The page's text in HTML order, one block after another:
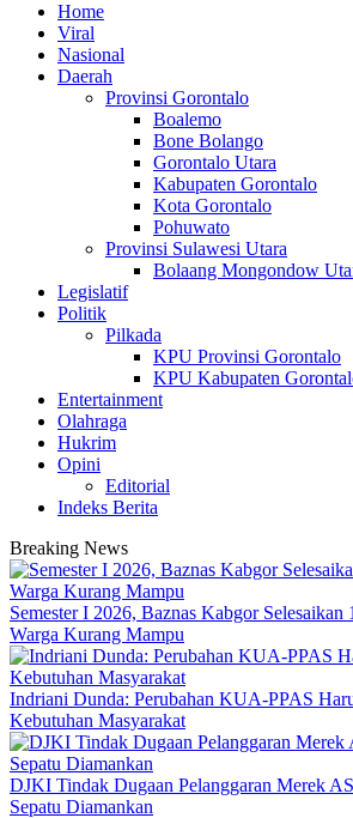
Home
Viral
Nasional
Daerah
Provinsi Gorontalo
Boalemo
Bone Bolango
Gorontalo Utara
Kabupaten Gorontalo
Kota Gorontalo
Pohuwato
Provinsi Sulawesi Utara
Bolaang Mongondow
Legislatif
Politik
Pilkada
KPU Provinsi Gorontalo
KPU Kabupaten
Entertainment
Olahraga
Hukrim
Opini
Editorial
Indeks Berita
Breaking News
Semester I 2026, Baznas Kabgor Selesaikan
Warga Kurang Mampu
Indriani Dunda: Perubahan KUA-PPAS
Kebutuhan Masyarakat
DJKI Tindak Dugaan Pelanggaran Merek
Sepatu Diamankan